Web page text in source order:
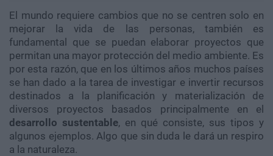
El mundo requiere cambios que no se centren solo en
mejorar la vida de las personas, también es
fundamental que se puedan elaborar proyectos que
permitan una mayor protección del medio ambiente. Es
por esta razón, que en los últimos años muchos países
se han dado a la tarea de investigar e invertir recursos
destinados a la planificación y materialización de
diversos proyectos basados principalmente en el
desarrollo sustentable, en qué consiste, sus tipos y
algunos ejemplos. Algo que sin duda le dará un respiro
a la naturaleza.